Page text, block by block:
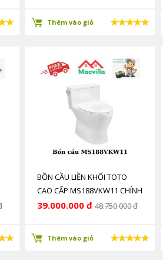
Thêm vào giỏ
BỒN CẦU LIỀN KHỐI TOTO
CAO CẤP MS188VKW11 CHÍNH
HÃNG GIÁ RẺ
39.000.000 đ 48.750.000 đ
Thêm vào giỏ